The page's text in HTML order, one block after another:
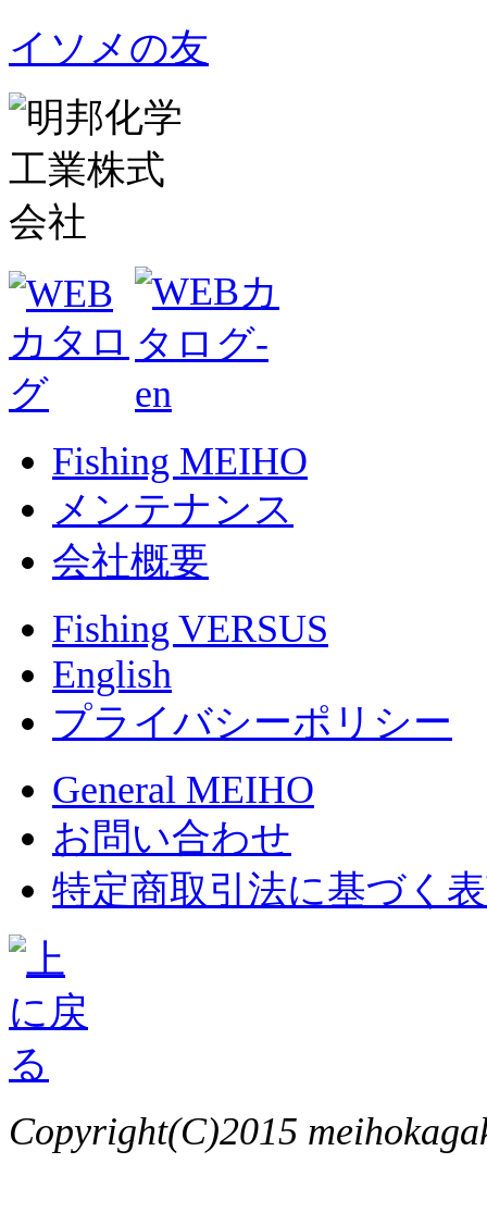
イソメの友
Fishing MEIHO
メンテナンス
会社概要
Fishing VERSUS
English
プライバシーポリシー
General MEIHO
お問い合わせ
特定商取引法に基づく
Copyright(C)2015